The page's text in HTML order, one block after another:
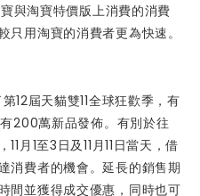
與淘寶特價版上消費的消費
用淘寶的消費者更為快速。
12屆天貓雙11全球狂歡季，有
200萬新品發佈。有別於往
月1至3日及11月11日當天，借
消費者的機會。延長的銷售期
間並獲得成交優惠，同時也可